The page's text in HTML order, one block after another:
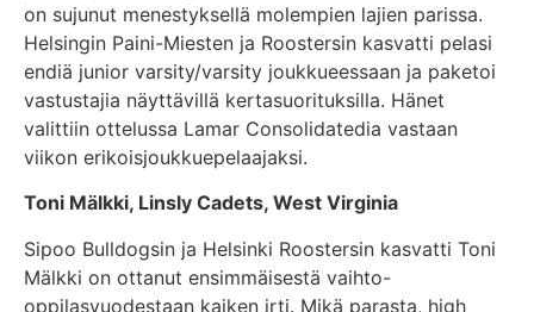
on sujunut menestyksellä molempien lajien parissa.
Helsingin Paini-Miesten ja Roostersin kasvatti pelasi
endiä junior varsity/varsity joukkueessaan ja paketoi
vastustajia näyttävillä kertasuorituksilla. Hänet
valittiin ottelussa Lamar Consolidatedia vastaan
viikon erikoisjoukkuepelaajaksi.
Toni Mälkki, Linsly Cadets, West Virginia
Sipoo Bulldogsin ja Helsinki Roostersin kasvatti Toni
Mälkki on ottanut ensimmäisestä vaihto-
oppilasvuodestaan kaiken irti. Mikä parasta, high